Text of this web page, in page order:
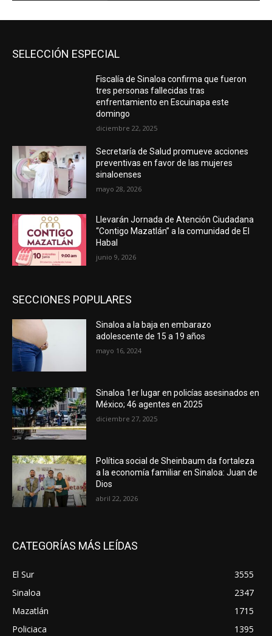
SELECCIÓN ESPECIAL
Fiscalía de Sinaloa confirma que fueron
tres personas fallecidas tras
enfrentamiento en Escuinapa este
domingo
diciembre 22, 2025
Secretaría de Salud promueve acciones
preventivas en favor de las mujeres
sinaloenses
mayo 28, 2026
Llevarán Jornada de Atención Ciudadana
“Contigo Mazatlán” a la comunidad de El
Habal
junio 9, 2026
SECCIONES POPULARES
Sinaloa a la baja en embarazo
adolescente de 15 a 19 años
mayo 16, 2024
Sinaloa 1er lugar en policías asesinados en
México; 46 agentes en 2025
diciembre 27, 2025
Política social de Sheinbaum da fortaleza
a la economía familiar en Sinaloa: Juan de
Dios
abril 22, 2026
CATEGORÍAS MÁS LEÍDAS
El Sur
3555
Sinaloa
2347
Mazatlán
1715
Policiaca
1395